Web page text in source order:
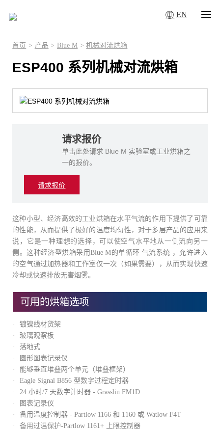
EN
首页 > 产品 > Blue M > 机械对流烘箱
ESP400 系列机械对流烘箱
请求报价
单击此处请求 Blue M 实验室或工业烘箱之
一的报价。
请求报价
这种小型、经济高效的工业烘箱在水平气流的作用下提供了可靠
的性能，从而提供了极好的温度均匀性，对于多层产品的应用来
说，它是一种理想的选择，可以使空气水平地从一侧流向另一
侧。这种经济型烘箱采用Blue M的单循环 气流系统 ，允许进入
的空气通过加热器和工作室仅一次（如果需要），从而实现快速
冷却或快速排放无害烟雾。
可用的烘箱选项
镀镍线材货架
玻璃观察板
落地式
圆形图表记录仪
能够垂直堆叠两个单元（堆叠框架）
Eagle Signal B856 型数字过程定时器
24 小时/7 天数字计时器 - Grasslin FM1D
图表记录仪
备用温度控制器 - Partlow 1166 和 1160 或 Watlow F4T
备用过温保护-Partlow 1161+ 上限控制器